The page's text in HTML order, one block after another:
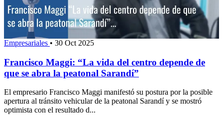
Empresariales • 30 Oct 2025
Francisco Maggi: “La vida del centro depende de
que se abra la peatonal Sarandí”
El empresario Francisco Maggi manifestó su postura por la posible
apertura al tránsito vehicular de la peatonal Sarandí y se mostró
optimista con el resultado d...